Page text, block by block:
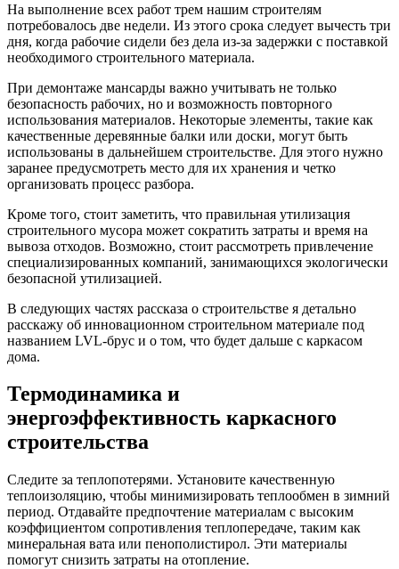
На выполнение всех работ трем нашим строителям
потребовалось две недели. Из этого срока следует вычесть три
дня, когда рабочие сидели без дела из-за задержки с поставкой
необходимого строительного материала.
При демонтаже мансарды важно учитывать не только
безопасность рабочих, но и возможность повторного
использования материалов. Некоторые элементы, такие как
качественные деревянные балки или доски, могут быть
использованы в дальнейшем строительстве. Для этого нужно
заранее предусмотреть место для их хранения и четко
организовать процесс разбора.
Кроме того, стоит заметить, что правильная утилизация
строительного мусора может сократить затраты и время на
вывоза отходов. Возможно, стоит рассмотреть привлечение
специализированных компаний, занимающихся экологически
безопасной утилизацией.
В следующих частях рассказа о строительстве я детально
расскажу об инновационном строительном материале под
названием LVL-брус и о том, что будет дальше с каркасом
дома.
Термодинамика и
энергоэффективность каркасного
строительства
Следите за теплопотерями. Установите качественную
теплоизоляцию, чтобы минимизировать теплообмен в зимний
период. Отдавайте предпочтение материалам с высоким
коэффициентом сопротивления теплопередаче, таким как
минеральная вата или пенополистирол. Эти материалы
помогут снизить затраты на отопление.